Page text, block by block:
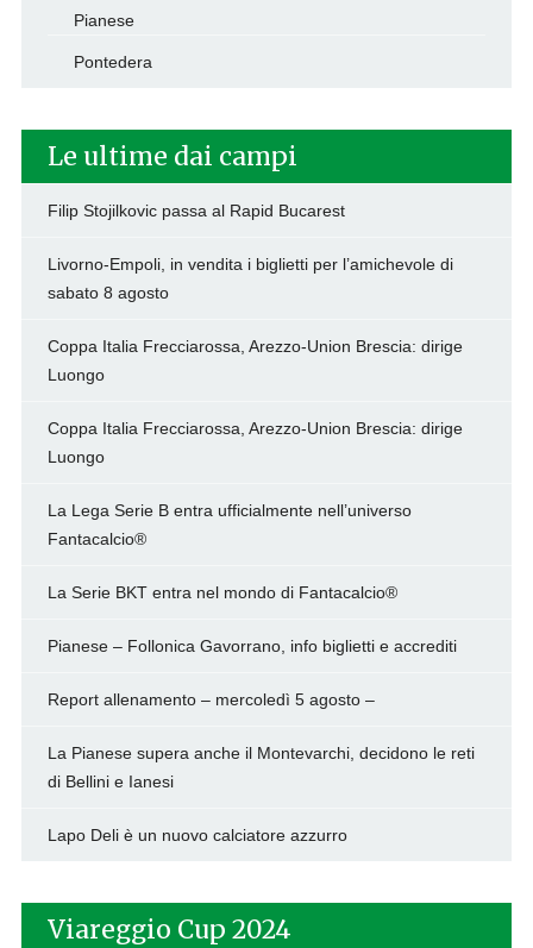
Pianese
Pontedera
Le ultime dai campi
Filip Stojilkovic passa al Rapid Bucarest
Livorno-Empoli, in vendita i biglietti per l’amichevole di
sabato 8 agosto
Coppa Italia Frecciarossa, Arezzo-Union Brescia: dirige
Luongo
Coppa Italia Frecciarossa, Arezzo-Union Brescia: dirige
Luongo
La Lega Serie B entra ufficialmente nell’universo
Fantacalcio®
La Serie BKT entra nel mondo di Fantacalcio®
Pianese – Follonica Gavorrano, info biglietti e accrediti
Report allenamento – mercoledì 5 agosto –
La Pianese supera anche il Montevarchi, decidono le reti
di Bellini e Ianesi
Lapo Deli è un nuovo calciatore azzurro
Viareggio Cup 2024